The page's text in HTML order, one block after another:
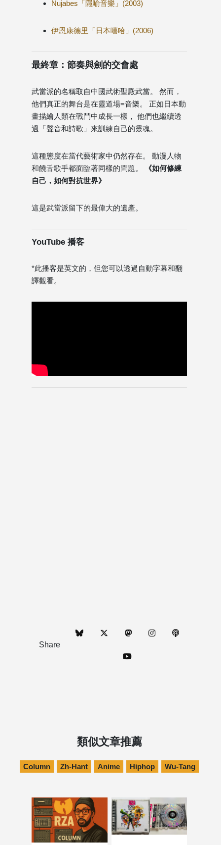
Nujabes「隱喻音樂」(2003)
伊恩康德里「日本嘻哈」(2006)
最終章：節奏與劍的交會處
武當派的名稱取自中國武術聖殿武當。 然而，
他們真正的舞台是在靈道場=音樂。 正如日本動
畫描繪人類在戰鬥中成長一樣， 他們也繼續透
過「聲音和詩歌」來訓練自己的靈魂。
這種態度在當代藝術家中仍然存在。 動漫人物
和饒舌歌手都面臨著同樣的問題。
《如何修練
自己，如何對抗世界》
這是武當派留下的最偉大的遺產。
YouTube 播客
*此播客是英文的，但您可以透過自動字幕和翻
譯觀看。
Share
類似文章推薦
Column Zh-Hant Anime Hiphop Wu-Tang